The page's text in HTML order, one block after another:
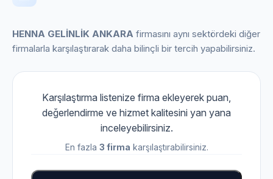
HENNA GELİNLİK ANKARA firmasını aynı sektördeki diğer
firmalarla karşılaştırarak daha bilinçli bir tercih yapabilirsiniz.
Karşılaştırma listenize firma ekleyerek puan,
değerlendirme ve hizmet kalitesini yan yana
inceleyebilirsiniz.
En fazla 3 firma karşılaştırabilirsiniz.